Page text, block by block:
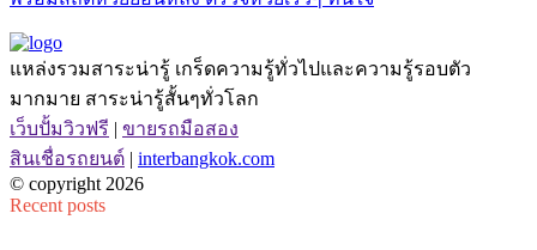
แหล่งรวมสาระน่ารู้ เกร็ดความรู้ทั่วไปและความรู้รอบตัว
มากมาย สาระน่ารู้สั้นๆทั่วโลก
เว็บปั้มวิวฟรี | ขายรถมือสอง
สินเชื่อรถยนต์ | interbangkok.com
© copyright 2026
Recent posts